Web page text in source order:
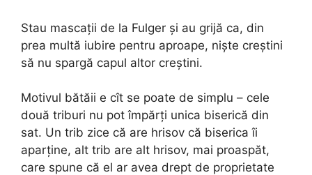
Stau mascații de la Fulger și au grijă ca, din
prea multă iubire pentru aproape, niște creștini
să nu spargă capul altor creștini.
Motivul bătăii e cît se poate de simplu – cele
două triburi nu pot împărți unica biserică din
sat. Un trib zice că are hrisov că biserica îi
aparține, alt trib are alt hrisov, mai proaspăt,
care spune că el ar avea drept de proprietate